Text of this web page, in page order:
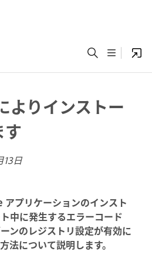
よりインストー
13日
プリケーションのインスト
中に発生するエラーコード
ンのレジストリ設定が有効に
法について説明します。